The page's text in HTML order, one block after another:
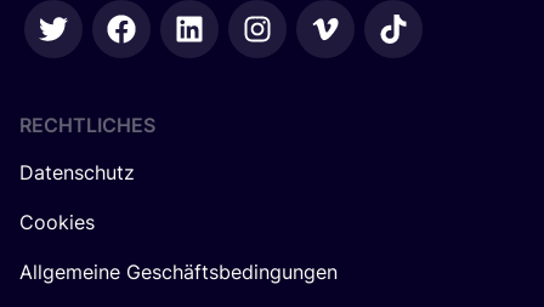
RECHTLICHES
Datenschutz
Cookies
Allgemeine Geschäftsbedingungen